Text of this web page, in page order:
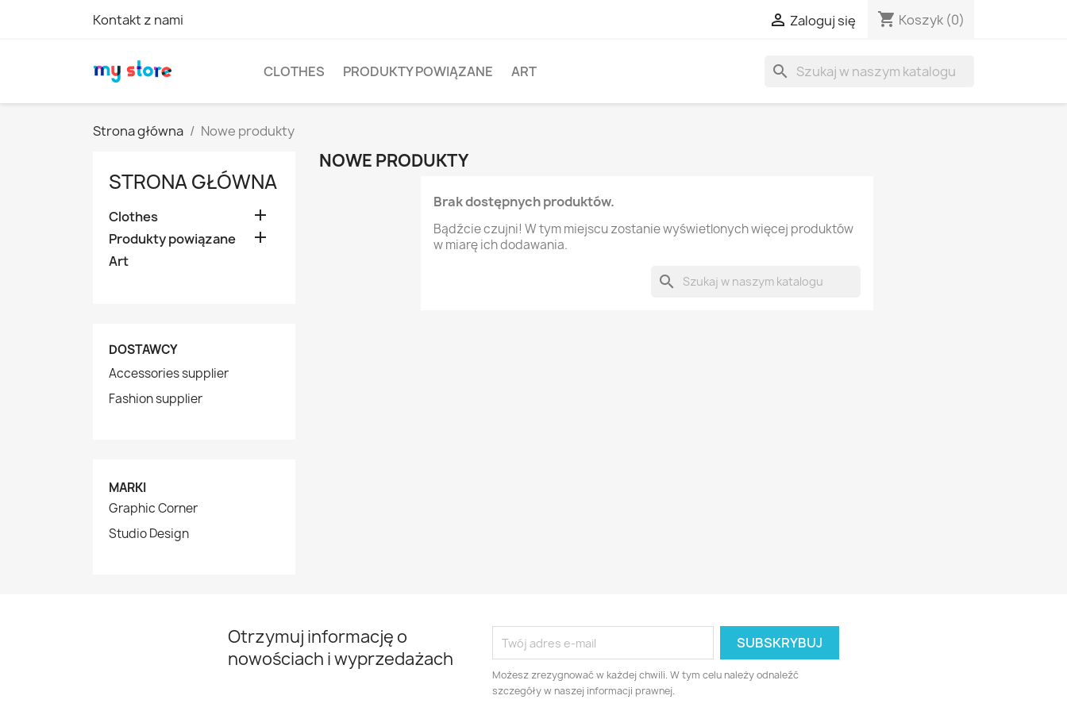
Kontakt z nami  Zaloguj się shopping_cart Koszyk (0)
CLOTHES PRODUKTY POWIĄZANE ART search
Strona główna Nowe produkty
STRONA GŁÓWNA
Clothes 
Produkty powiązane 
Art
DOSTAWCY
Accessories supplier
Fashion supplier
MARKI
Graphic Corner
Studio Design
NOWE PRODUKTY
Brak dostępnych produktów.
Bądźcie czujni! W tym miejscu zostanie wyświetlonych więcej produktów
w miarę ich dodawania.
search
Otrzymuj informację o
nowościach i wyprzedażach
Możesz zrezygnować w każdej chwili. W tym celu należy odnaleźć
szczegóły w naszej informacji prawnej.